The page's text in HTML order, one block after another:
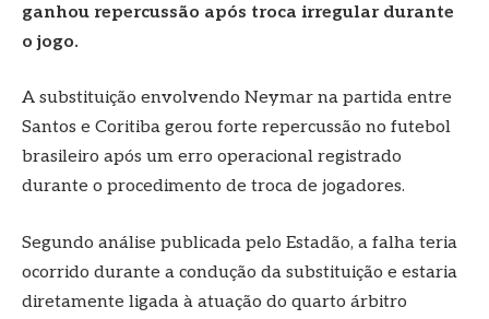
ganhou repercussão após troca irregular durante
o jogo.
A substituição envolvendo Neymar na partida entre
Santos e Coritiba gerou forte repercussão no futebol
brasileiro após um erro operacional registrado
durante o procedimento de troca de jogadores.
Segundo análise publicada pelo Estadão, a falha teria
ocorrido durante a condução da substituição e estaria
diretamente ligada à atuação do quarto árbitro